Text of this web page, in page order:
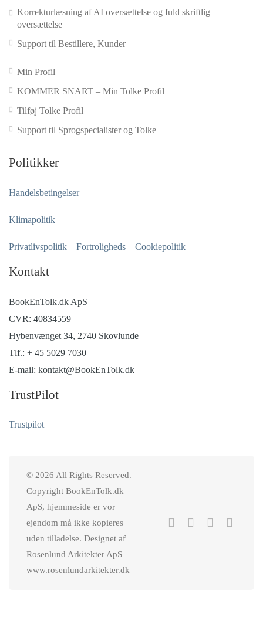
Korrekturlæsning af AI oversættelse og fuld skriftlig
oversættelse
Support til Bestillere, Kunder
Min Profil
KOMMER SNART – Min Tolke Profil
Tilføj Tolke Profil
Support til Sprogspecialister og Tolke
Politikker
Handelsbetingelser
Klimapolitik
Privatlivspolitik – Fortroligheds – Cookiepolitik
Kontakt
BookEnTolk.dk ApS
CVR: 40834559
Hybenvænget 34, 2740 Skovlunde
Tlf.: + 45 5029 7030
E-mail: kontakt@BookEnTolk.dk
TrustPilot
Trustpilot
© 2026 All Rights Reserved.
Copyright BookEnTolk.dk
ApS, hjemmeside er vor
ejendom må ikke kopieres
uden tilladelse. Designet af
Rosenlund Arkitekter ApS
www.rosenlundarkitekter.dk